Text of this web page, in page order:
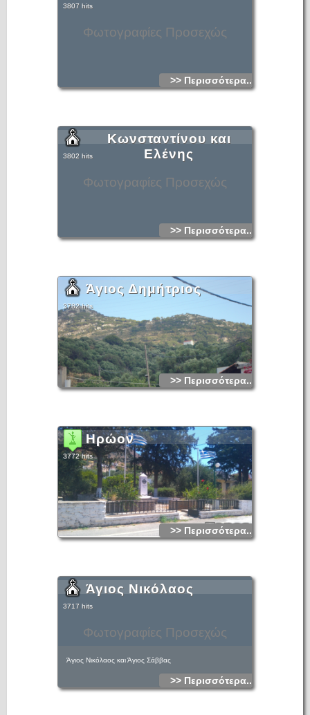
Φωτογραφίες Προσεχώς
3807 hits
>> Περισσότερα...
Φωτογραφίες Προσεχώς
Κωνσταντίνου και
Ελένης
3802 hits
>> Περισσότερα...
Άγιος Δημήτριος
3782 hits
>> Περισσότερα...
Ηρώον
3772 hits
>> Περισσότερα...
Φωτογραφίες Προσεχώς
Άγιος Νικόλαος
3717 hits
Άγιος Νικόλαος και Άγιος Σάββας
>> Περισσότερα...